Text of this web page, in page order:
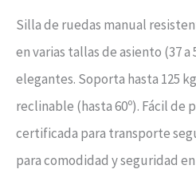
Silla de ruedas manual
en varias tallas de asiento (37 a
elegantes. Soporta hasta 125
reclinable (hasta 60º). Fácil de
certificada para transporte
para comodidad y seguridad